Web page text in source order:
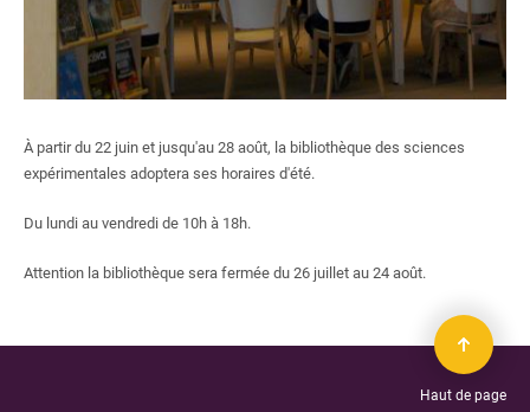
Ressources électroniques
S'inscrire, se réinscrire
À partir du 22 juin et jusqu'au 28 août, la bibliothèque des sciences
expérimentales adoptera ses horaires d'été.
Du lundi au vendredi de 10h à 18h.
Attention la bibliothèque sera fermée du 26 juillet au 24 août.
Haut de page